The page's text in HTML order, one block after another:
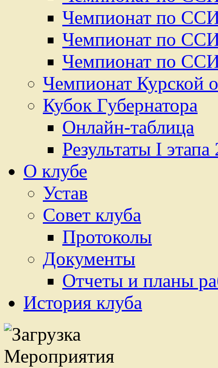
Чемпионат по
Чемпионат по
Чемпионат по
Чемпионат Курской
Кубок Губернатора
Онлайн-таблица
Результаты I
О клубе
Устав
Cовет клуба
Протоколы
Документы
Отчеты и планы
История клуба